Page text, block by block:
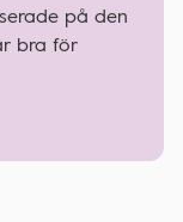
på den
bra för